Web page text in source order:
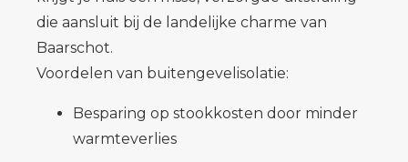
die aansluit bij de landelijke charme van
Baarschot.
Voordelen van buiteng­evelisolatie:
Besparing op stookkosten door minder
warmteverlies